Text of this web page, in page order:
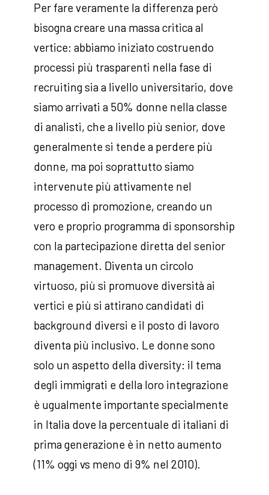
Per fare veramente la differenza però
bisogna creare una massa critica al
vertice: abbiamo iniziato costruendo
processi più trasparenti nella fase di
recruiting sia a livello universitario, dove
siamo arrivati a 50% donne nella classe
di analisti, che a livello più senior, dove
generalmente si tende a perdere più
donne, ma poi soprattutto siamo
intervenute più attivamente nel
processo di promozione, creando un
vero e proprio programma di sponsorship
con la partecipazione diretta del senior
management. Diventa un circolo
virtuoso, più si promuove diversità ai
vertici e più si attirano candidati di
background diversi e il posto di lavoro
diventa più inclusivo. Le donne sono
solo un aspetto della diversity: il tema
degli immigrati e della loro integrazione
è ugualmente importante specialmente
in Italia dove la percentuale di italiani di
prima generazione è in netto aumento
(11% oggi vs meno di 9% nel 2010).